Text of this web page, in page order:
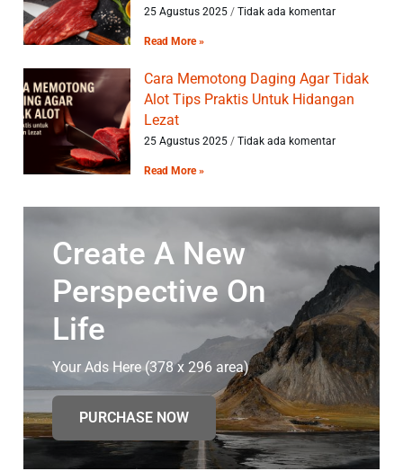
25 Agustus 2025 Tidak ada komentar
Read More »
Cara Memotong Daging Agar Tidak
Alot Tips Praktis Untuk Hidangan
Lezat
25 Agustus 2025 Tidak ada komentar
Read More »
Create A New
Perspective On
Life
Your Ads Here (378 x 296 area)
PURCHASE NOW